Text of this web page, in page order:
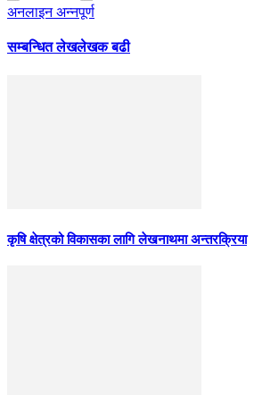
अनलाइन अन्नपूर्ण
सम्बन्धित लेखलेखक बढी
कृषि क्षेत्रको विकासका लागि लेखनाथमा अन्तरक्रिया